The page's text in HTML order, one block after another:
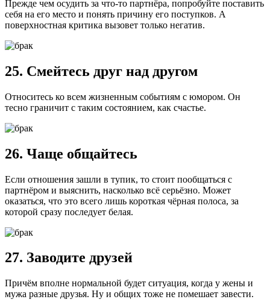
Прежде чем осудить за что-то партнёра, попробуйте поставить
себя на его место и понять причину его поступков. А
поверхностная критика вызовет только негатив.
25. Смейтесь друг над другом
Относитесь ко всем жизненным событиям с юмором. Он
тесно граничит с таким состоянием, как счастье.
26. Чаще общайтесь
Если отношения зашли в тупик, то стоит пообщаться с
партнёром и выяснить, насколько всё серьёзно. Может
оказаться, что это всего лишь короткая чёрная полоса, за
которой сразу последует белая.
27. Заводите друзей
Причём вполне нормальной будет ситуация, когда у жены и
мужа разные друзья. Ну и общих тоже не помешает завести.